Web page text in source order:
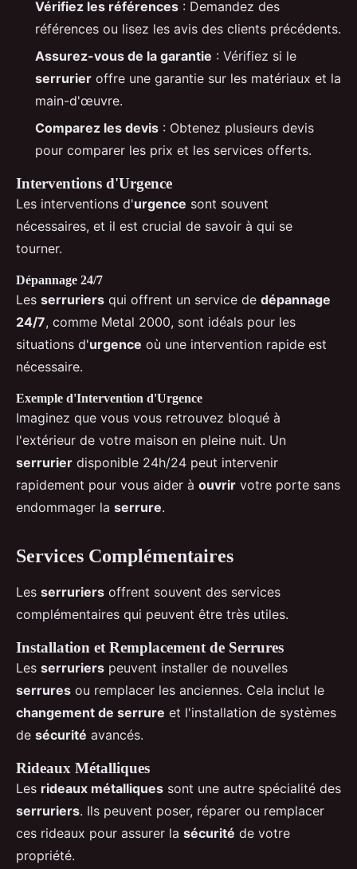
Vérifiez les références : Demandez des
références ou lisez les avis des clients précédents.
Assurez-vous de la garantie : Vérifiez si le
serrurier offre une garantie sur les matériaux et la
main-d'œuvre.
Comparez les devis : Obtenez plusieurs devis
pour comparer les prix et les services offerts.
Interventions d'Urgence
Les interventions d'urgence sont souvent
nécessaires, et il est crucial de savoir à qui se
tourner.
Dépannage 24/7
Les serruriers qui offrent un service de dépannage
24/7, comme Metal 2000, sont idéals pour les
situations d'urgence où une intervention rapide est
nécessaire.
Exemple d'Intervention d'Urgence
Imaginez que vous vous retrouvez bloqué à
l'extérieur de votre maison en pleine nuit. Un
serrurier disponible 24h/24 peut intervenir
rapidement pour vous aider à ouvrir votre porte sans
endommager la serrure.
Services Complémentaires
Les serruriers offrent souvent des services
complémentaires qui peuvent être très utiles.
Installation et Remplacement de Serrures
Les serruriers peuvent installer de nouvelles
serrures ou remplacer les anciennes. Cela inclut le
changement de serrure et l'installation de systèmes
de sécurité avancés.
Rideaux Métalliques
Les rideaux métalliques sont une autre spécialité des
serruriers. Ils peuvent poser, réparer ou remplacer
ces rideaux pour assurer la sécurité de votre
propriété.